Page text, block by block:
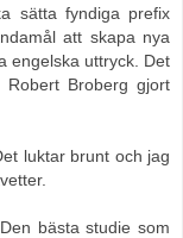
sätta fyndiga prefix
att skapa nya
engelska uttryck. Det
Broberg gjort
luktar brunt och jag
bästa studie som